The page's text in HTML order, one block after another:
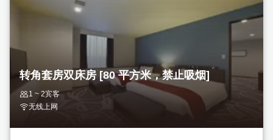
【不可退款套餐】旅行支持 如果您的行程已确定，
不可退款套餐将是您的理想之选。所有客房面积均
超过42平方米。提供包含80多种菜肴的自助早餐。
阅读更多
总计
15,000 JPY 选择
转角套房双床房 [80 平方米，禁止吸烟]
1 ~ 2宾客
无线上网